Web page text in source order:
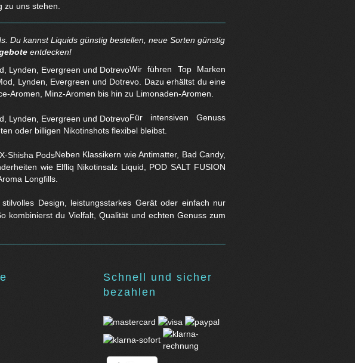
uns stehen.
Du kannst Liquids günstig bestellen, neue Sorten günstig
entdecken!
Wir führen Top Marken
Lynden, Evergreen und Dotrevo. Dazu erhältst du eine
Aromen, Minz-Aromen bis hin zu Limonaden-Aromen.
Für intensiven Genuss
oder billigen Nikotinshots flexibel bleibst.
Neben Klassikern wie Antimatter, Bad Candy,
wie Elfliq Nikotinsalz Liquid, POD SALT FUSION
Longfills.
stilvolles Design, leistungsstarkes Gerät oder einfach nur
kombinierst du Vielfalt, Qualität und echten Genuss zum
Schnell und sicher
bezahlen